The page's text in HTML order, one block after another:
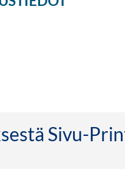
Sivu-